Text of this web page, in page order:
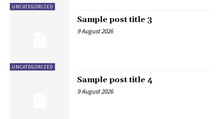
UNCATEGORIZED
UNCATEGORIZED
Sample post title 3
9 August 2026
Sample post title 4
9 August 2026